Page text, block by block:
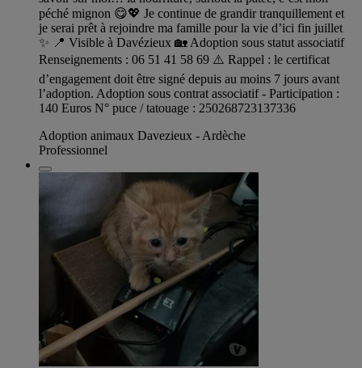
péché mignon 😋💖 Je continue de grandir tranquillement et
je serai prêt à rejoindre ma famille pour la vie d’ici fin juillet
✨ 📍 Visible à Davézieux 🏡 Adoption sous statut associatif
Renseignements : 06 51 41 58 69 ⚠️ Rappel : le certificat
d’engagement doit être signé depuis au moins 7 jours avant
l’adoption. Adoption sous contrat associatif - Participation :
140 Euros N° puce / tatouage : 250268723137336
Adoption animaux Davezieux - Ardèche
Professionnel